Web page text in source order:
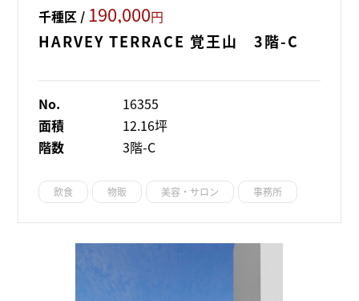
千種区 / 190,000円
HARVEY TERRACE 覚王山 3階-C
No.
16355
面積
12.16坪
階数
3階-C
飲食 物販 美容・サロン 事務所